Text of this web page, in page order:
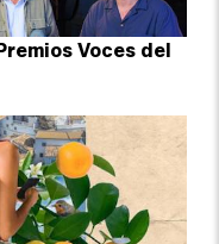
Voces del